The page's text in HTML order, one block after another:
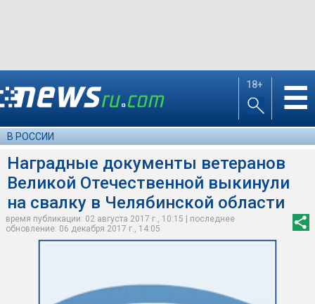
18+ ☰
В РОССИИ
Наградные документы ветеранов
Великой Отечественной выкинули
на свалку в Челябинской области
время публикации: 02 августа 2017 г., 10:15 | последнее
обновление: 06 декабря 2017 г., 14:05